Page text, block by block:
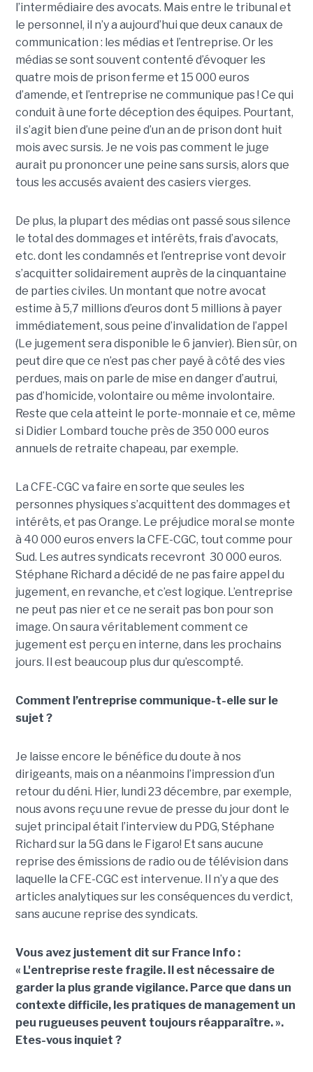
l’intermédiaire des avocats. Mais entre le tribunal et
le personnel, il n’y a aujourd’hui que deux canaux de
communication : les médias et l’entreprise. Or les
médias se sont souvent contenté d’évoquer les
quatre mois de prison ferme et 15 000 euros
d’amende, et l’entreprise ne communique pas ! Ce qui
conduit à une forte déception des équipes. Pourtant,
il s’agit bien d’une peine d’un an de prison dont huit
mois avec sursis. Je ne vois pas comment le juge
aurait pu prononcer une peine sans sursis, alors que
tous les accusés avaient des casiers vierges.
De plus, la plupart des médias ont passé sous silence
le total des dommages et intérêts, frais d’avocats,
etc. dont les condamnés et l’entreprise vont devoir
s’acquitter solidairement auprès de la cinquantaine
de parties civiles. Un montant que notre avocat
estime à 5,7 millions d’euros dont 5 millions à payer
immédiatement, sous peine d’invalidation de l’appel
(Le jugement sera disponible le 6 janvier). Bien sûr, on
peut dire que ce n’est pas cher payé à côté des vies
perdues, mais on parle de mise en danger d’autrui,
pas d’homicide, volontaire ou même involontaire.
Reste que cela atteint le porte-monnaie et ce, même
si Didier Lombard touche près de 350 000 euros
annuels de retraite chapeau, par exemple.
La CFE-CGC va faire en sorte que seules les
personnes physiques s’acquittent des dommages et
intérêts, et pas Orange. Le préjudice moral se monte
à 40 000 euros envers la CFE-CGC, tout comme pour
Sud. Les autres syndicats recevront 30 000 euros.
Stéphane Richard a décidé de ne pas faire appel du
jugement, en revanche, et c’est logique. L’entreprise
ne peut pas nier et ce ne serait pas bon pour son
image. On saura véritablement comment ce
jugement est perçu en interne, dans les prochains
jours. Il est beaucoup plus dur qu’escompté.
Comment l’entreprise communique-t-elle sur le
sujet ?
Je laisse encore le bénéfice du doute à nos
dirigeants, mais on a néanmoins l’impression d’un
retour du déni. Hier, lundi 23 décembre, par exemple,
nous avons reçu une revue de presse du jour dont le
sujet principal était l’interview du PDG, Stéphane
Richard sur la 5G dans le Figaro! Et sans aucune
reprise des émissions de radio ou de télévision dans
laquelle la CFE-CGC est intervenue. Il n’y a que des
articles analytiques sur les conséquences du verdict,
sans aucune reprise des syndicats.
Vous avez justement dit sur France Info :
« L'entreprise reste fragile. Il est nécessaire de
garder la plus grande vigilance. Parce que dans un
contexte difficile, les pratiques de management un
peu rugueuses peuvent toujours réapparaître. ».
Etes-vous inquiet ?